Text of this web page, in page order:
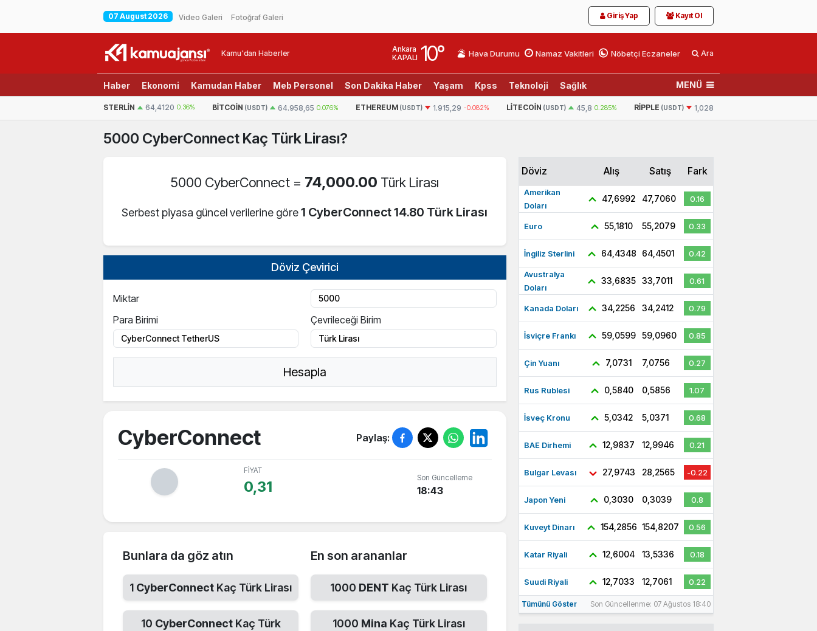
07 August 2026 Video Galeri Fotoğraf Galeri Giriş Yap Kayıt Ol
Kamu'dan Haberler
Ankara
KAPALI 10° Hava Durumu Namaz Vakitleri Nöbetçi Eczaneler Ara
Haber Ekonomi Kamudan Haber Meb Personel Son Dakika Haber Yaşam Kpss Teknoloji Sağlık MENÜ
STERLIN 64,4120 0.36% BITCOIN (USDT) 64.958,65 0.076% ETHEREUM (USDT) 1.915,29 -0.082% LITECOIN (USDT) 45,8 0.285% RIPPLE (USDT) 1,0282
5000 CyberConnect Kaç Türk Lirası?
5000 CyberConnect = 74,000.00 Türk Lirası
Serbest piyasa güncel verilerine göre1 CyberConnect 14.80 Türk Lirası
Döviz Çevirici
Miktar
Para Birimi
Çevrileceği Birim
Hesapla
CyberConnect Paylaş:
FİYAT
0,31
Son Güncelleme
18:43
Bunlara da göz atın
1 CyberConnect Kaç Türk Lirası
10 CyberConnect Kaç Türk
En son arananlar
1000 DENT Kaç Türk Lirası
1000 Mina Kaç Türk Lirası
Döviz Alış Satış Fark
Amerikan
Doları
47,6992 47,7060 0.16
Euro 55,1810 55,2079 0.33
İngiliz Sterlini 64,4348 64,4501 0.42
Avustralya
Doları
33,6835 33,7011 0.61
Kanada Doları 34,2256 34,2412 0.79
İsviçre Frankı 59,0599 59,0960 0.85
Çin Yuanı 7,0731 7,0756 0.27
Rus Rublesi 0,5840 0,5856 1.07
İsveç Kronu 5,0342 5,0371 0.68
BAE Dirhemi 12,9837 12,9946 0.21
Bulgar Levası 27,9743 28,2565 -0.22
Japon Yeni 0,3030 0,3039 0.8
Kuveyt Dinarı 154,2856 154,8207 0.56
Katar Riyali 12,6004 13,5336 0.18
Suudi Riyali 12,7033 12,7061 0.22
Tümünü Göster Son Güncellenme: 07 Ağustos 18:40